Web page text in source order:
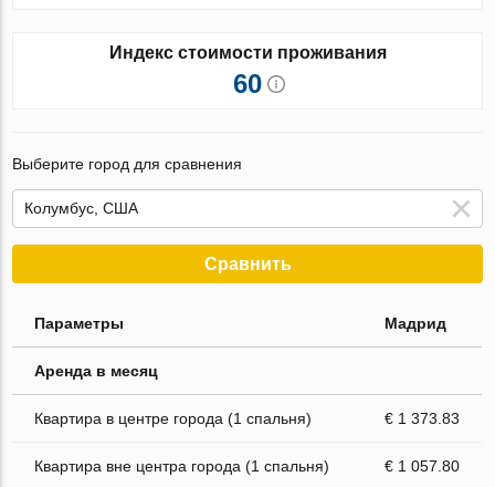
Индекс стоимости проживания
60
Выберите город для сравнения
Сравнить
Параметры Мадрид
Аренда в месяц
Квартира в центре города (1 спальня) € 1 373.83
Квартира вне центра города (1 спальня) € 1 057.80